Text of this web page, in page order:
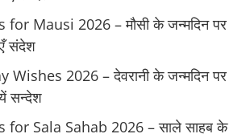
Mausi 2026 – मौसी के जन्मदिन पर
संदेश
2026 – देवरानी के जन्मदिन पर
सन्देश
Sala Sahab 2026 – साले साहब के